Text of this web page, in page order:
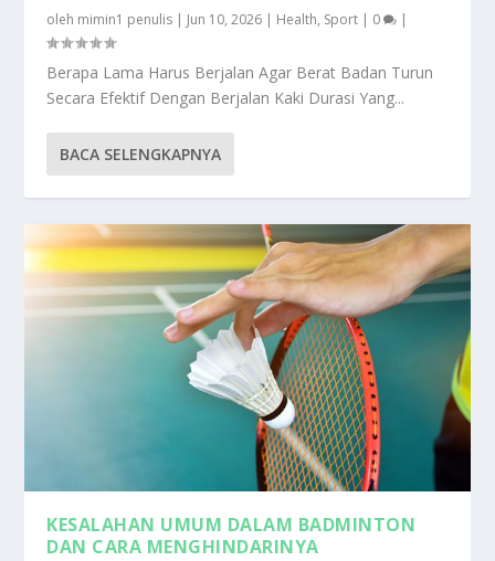
oleh mimin1 penulis Jun 10, 2026 Health, Sport 0
Berapa Lama Harus Berjalan Agar Berat Badan Turun
Secara Efektif Dengan Berjalan Kaki Durasi Yang...
BACA SELENGKAPNYA
KESALAHAN UMUM DALAM BADMINTON
DAN CARA MENGHINDARINYA